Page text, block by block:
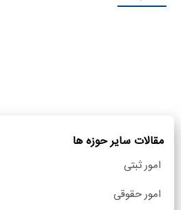
مقالات سایر حوزه ها
امور ثبتی
امور حقوقی